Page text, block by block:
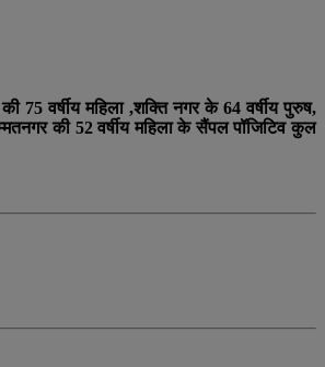
75 वर्षीय महिला ,शक्ति नगर के 64 वर्षीय पुरुष,
की 52 वर्षीय महिला के सैंपल पॉजिटिव कुल